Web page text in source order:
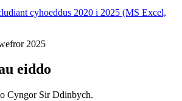
cyhoeddus 2020 i 2025 (MS Excel,
2025
eiddo
Cyngor Sir Ddinbych.